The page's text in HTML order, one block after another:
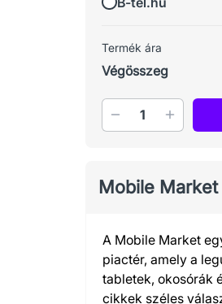
Termék ára
Végösszeg
Mennyiség
Mobile Market
A Mobile Market
piactér, amely a
tabletek, okosórák
cikkek széles